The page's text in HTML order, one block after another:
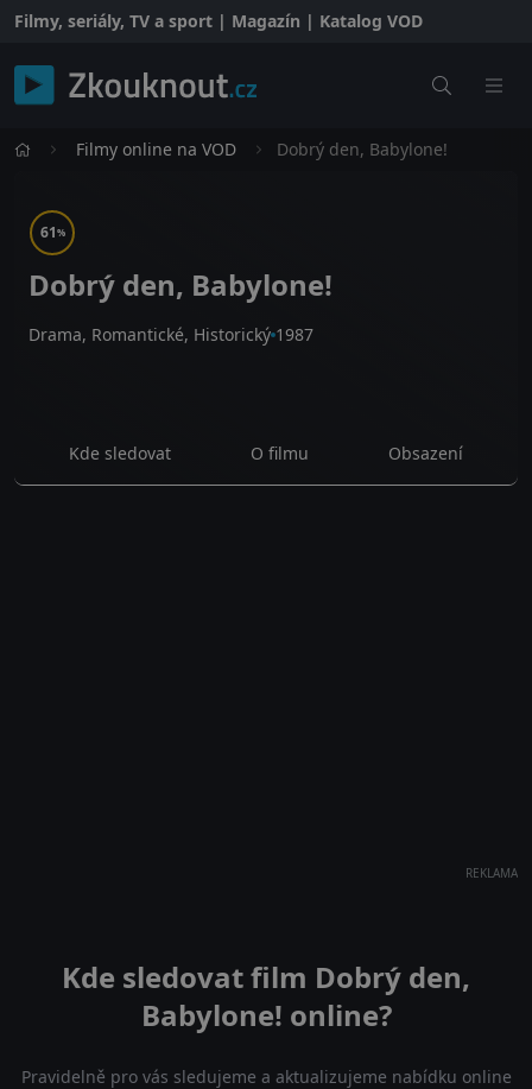
Filmy, seriály, TV a sport | Magazín | Katalog VOD
Filmy online na VOD Dobrý den, Babylone!
61%
Dobrý den, Babylone!
Drama, Romantické, Historický 1987
Kde sledovat O filmu Obsazení
REKLAMA
Kde sledovat film Dobrý den,
Babylone! online?
Pravidelně pro vás sledujeme a aktualizujeme nabídku online